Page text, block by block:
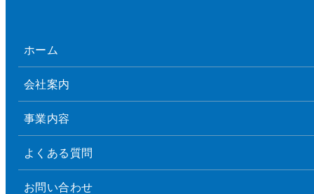
ホーム
会社案内
事業内容
よくある質問
お問い合わせ